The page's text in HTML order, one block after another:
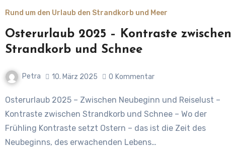
Rund um den Urlaub den Strandkorb und Meer
Osterurlaub 2025 – Kontraste zwischen
Strandkorb und Schnee
Petra 10. März 2025 0 Kommentar
Osterurlaub 2025 – Zwischen Neubeginn und Reiselust –
Kontraste zwischen Strandkorb und Schnee – Wo der
Frühling Kontraste setzt Ostern – das ist die Zeit des
Neubeginns, des erwachenden Lebens…